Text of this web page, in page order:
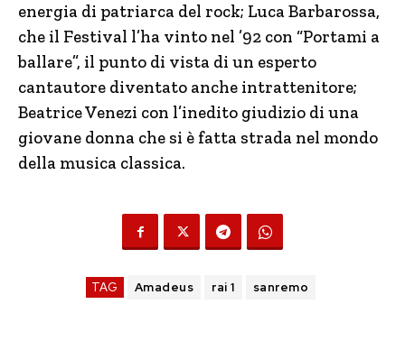
energia di patriarca del rock; Luca Barbarossa,
che il Festival l’ha vinto nel ’92 con “Portami a
ballare”, il punto di vista di un esperto
cantautore diventato anche intrattenitore;
Beatrice Venezi con l’inedito giudizio di una
giovane donna che si è fatta strada nel mondo
della musica classica.
TAG Amadeus rai 1 sanremo